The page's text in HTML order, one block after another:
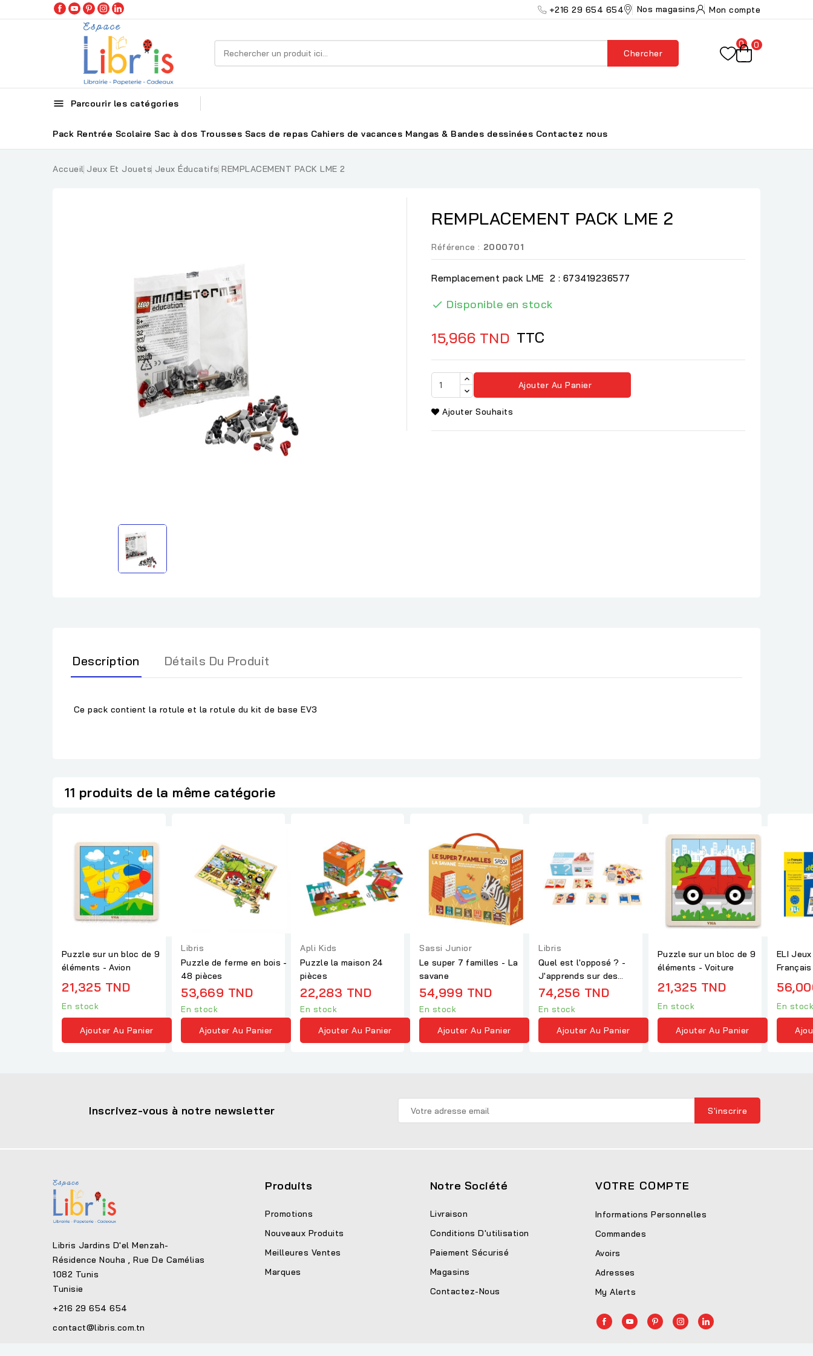
+216 29 654 654 Nos magasins Mon compte
Chercher
0 0
 Parcourir les catégories
Pack Rentrée Scolaire Sac à dos Trousses Sacs de repas Cahiers de vacances Mangas & Bandes dessinées Contactez nous
Accueil Jeux Et Jouets Jeux Éducatifs REMPLACEMENT PACK LME 2
REMPLACEMENT PACK LME 2
Référence : 2000701
Remplacement pack LME 2 : 673419236577
 Disponible en stock
15,966 TND TTC
Ajouter Au Panier
Ajouter Souhaits
Description Détails Du Produit
Ce pack contient la rotule et la rotule du kit de base EV3
11 produits de la même catégorie
Puzzle sur un bloc de 9
éléments - Avion
21,325 TND
En stock
Ajouter Au Panier
Libris
Puzzle de ferme en bois -
48 pièces
53,669 TND
En stock
Ajouter Au Panier
Apli Kids
Puzzle la maison 24
pièces
22,283 TND
En stock
Ajouter Au Panier
Sassi Junior
Le super 7 familles - La
savane
54,999 TND
En stock
Ajouter Au Panier
Libris
Quel est l'opposé ? -
J'apprends sur des
oppositions
74,256 TND
En stock
Ajouter Au Panier
Puzzle sur un bloc de 9
éléments - Voiture
21,325 TND
En stock
Ajouter Au Panier
ELI
journée
En stock
Inscrivez-vous à notre newsletter
Libris Jardins D'el Menzah-
Résidence Nouha , Rue De Camélias
1082 Tunis
Tunisie
+216 29 654 654
contact@libris.com.tn
Produits
Promotions
Nouveaux Produits
Meilleures Ventes
Marques
Notre Société
Livraison
Conditions D'utilisation
Paiement Sécurisé
Magasins
Contactez-Nous
VOTRE COMPTE
Informations Personnelles
Commandes
Avoirs
Adresses
My Alerts